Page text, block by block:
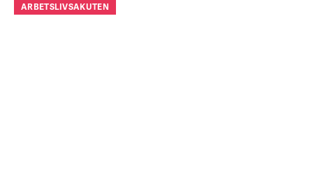
ARBETSLIVSAKUTEN